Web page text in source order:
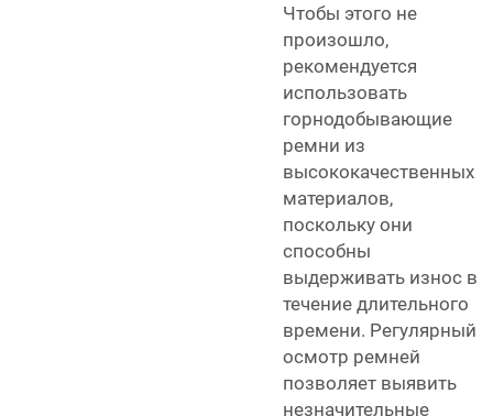
Чтобы этого не
произошло,
рекомендуется
использовать
горнодобывающие
ремни из
высококачественных
материалов,
поскольку они
способны
выдерживать износ в
течение длительного
времени. Регулярный
осмотр ремней
позволяет выявить
незначительные